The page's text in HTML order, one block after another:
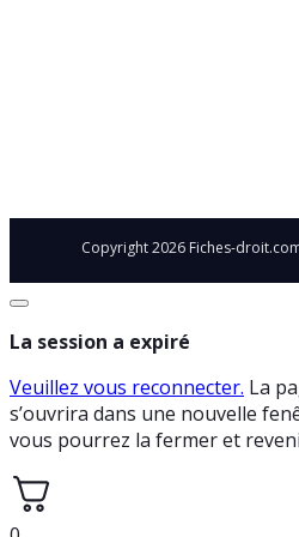
Copyright2026 Fiches-
Fermez
boite
dialogue
La session a expiré
Veuillez vous reconnecter. La
s’ouvrira dans une nouvelle
vous pourrez la fermer et